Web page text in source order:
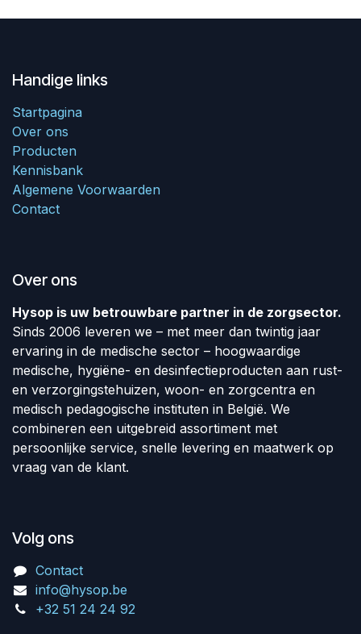
Handige links
Startpagina
Over ons
Producten
Kennisbank
Algemene Voorwaarden
Contact
Over ons
Hysop is uw betrouwbare partner in de zorgsector.
Sinds 2006 leveren we – met meer dan twintig jaar
ervaring in de medische sector – hoogwaardige
medische, hygiëne- en desinfectieproducten aan rust-
en verzorgingstehuizen, woon- en zorgcentra en
medisch pedagogische instituten in België. We
combineren een uitgebreid assortiment met
persoonlijke service, snelle levering en maatwerk op
vraag van de klant.
Volg ons
Contact
info@hysop.be
+32 51 24 24 92